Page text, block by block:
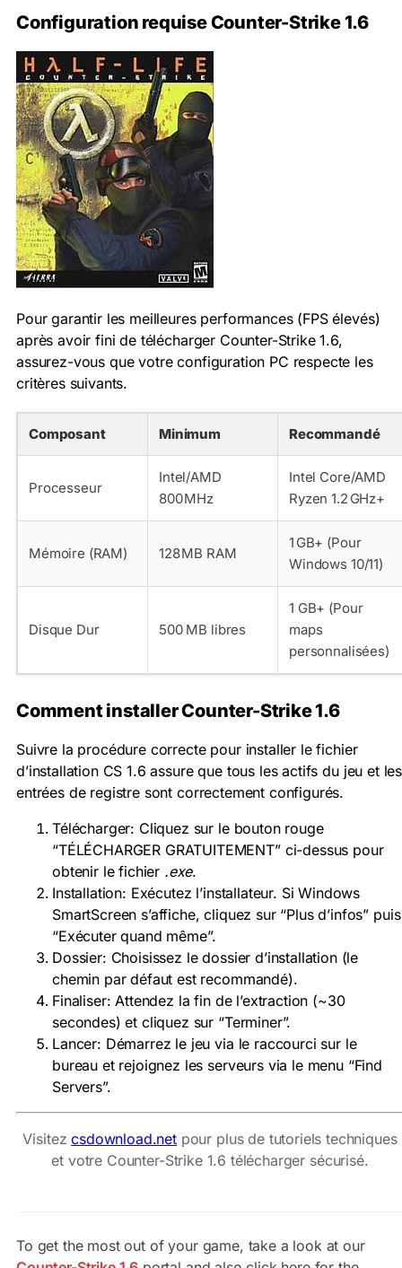
Configuration requise Counter-Strike 1.6
Pour garantir les meilleures performances (FPS élevés)
après avoir fini de télécharger Counter-Strike 1.6,
assurez-vous que votre configuration PC respecte les
critères suivants.
Composant Minimum Recommandé
Processeur
Intel/AMD
800 MHz
Intel Core/AMD
Ryzen 1.2 GHz+
Mémoire (RAM) 128 MB RAM
1 GB+ (Pour
Windows 10/11)
Disque Dur 500 MB libres
1 GB+ (Pour
maps
personnalisées)
Comment installer Counter-Strike 1.6
Suivre la procédure correcte pour installer le fichier
d’installation CS 1.6 assure que tous les actifs du jeu et les
entrées de registre sont correctement configurés.
Télécharger: Cliquez sur le bouton rouge
“TÉLÉCHARGER GRATUITEMENT” ci-dessus pour
obtenir le fichier .exe.
Installation: Exécutez l’installateur. Si Windows
SmartScreen s’affiche, cliquez sur “Plus d’infos” puis
“Exécuter quand même”.
Dossier: Choisissez le dossier d’installation (le
chemin par défaut est recommandé).
Finaliser: Attendez la fin de l’extraction (~30
secondes) et cliquez sur “Terminer”.
Lancer: Démarrez le jeu via le raccourci sur le
bureau et rejoignez les serveurs via le menu “Find
Servers”.
Visitezcsdownload.netpour plus de tutoriels techniques
et votre Counter-Strike 1.6 télécharger sécurisé.
To get the most out of your game, take a look at our